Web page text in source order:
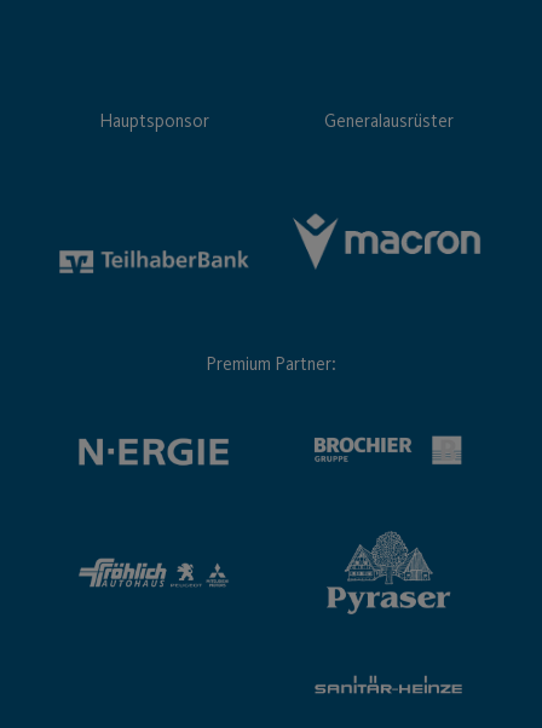
Hauptsponsor Generalausrüster
Premium Partner: